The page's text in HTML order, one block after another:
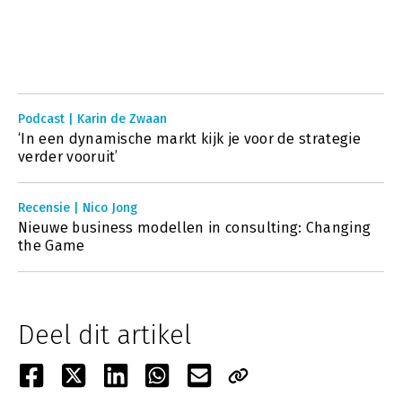
Podcast | Karin de Zwaan
‘In een dynamische markt kijk je voor de strategie
verder vooruit’
Recensie | Nico Jong
Nieuwe business modellen in consulting: Changing
the Game
Deel dit artikel